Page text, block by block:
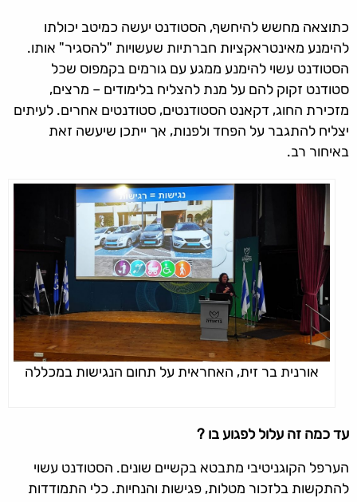
כתוצאה מחשש להיחשף, הסטודנט יעשה כמיטב יכולתו
להימנע מאינטראקציות חברתיות שעשויות "להסגיר" אותו.
הסטודנט עשוי להימנע ממגע עם גורמים בקמפוס שכל
סטודנט זקוק להם על מנת להצליח בלימודים – מרצים,
מזכירת החוג, דקאנט הסטודנטים, סטודנטים אחרים. לעיתים
יצליח להתגבר על הפחד ולפנות, אך ייתכן שיעשה זאת
באיחור רב.
אורנית בר זית, האחראית על תחום הנגישות במכללה
עד כמה זה עלול לפגוע בו ?
הערפל הקוגניטיבי מתבטא בקשיים שונים. הסטודנט עשוי
להתקשות בלזכור מטלות, פגישות והנחיות. כלי התמודדות